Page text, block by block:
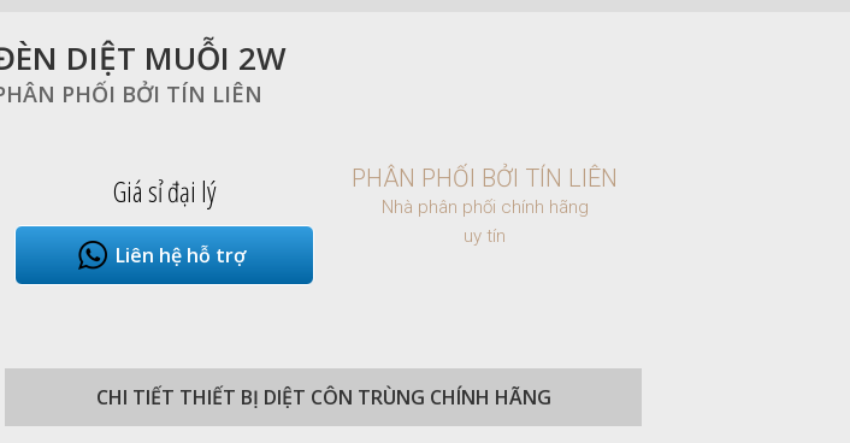
DIỆT MUỖI 2W
PHỐI BỞI TÍN LIÊN
Giá sỉ đại lý
Liên hệ hỗ trợ
PHÂN PHỐI BỞI TÍN LIÊN
Nhà phân phối chính hãng
uy tín
CHI TIẾT THIẾT BỊ DIỆT CÔN TRÙNG CHÍNH HÃNG